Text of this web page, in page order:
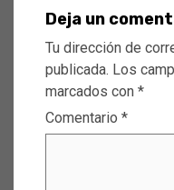
Deja un
Tu dirección de
publicada. Los
marcados con *
Comentario *